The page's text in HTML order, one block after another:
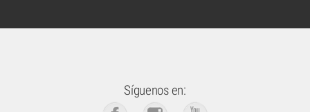
Síguenos en: